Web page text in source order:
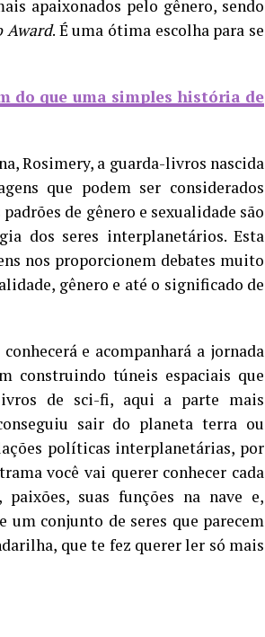
apaixonados pelo gênero, sendo
Award. É uma ótima escolha para se
do que uma simples história de
Rosimery, a guarda-livros nascida
que podem ser considerados
de gênero e sexualidade são
dos seres interplanetários. Esta
nos proporcionem debates muito
gênero e até o significado de
conhecerá e acompanhará a jornada
construindo túneis espaciais que
de sci-fi, aqui a parte mais
sair do planeta terra ou
políticas interplanetárias, por
você vai querer conhecer cada
paixões, suas funções na nave e,
conjunto de seres que parecem
que te fez querer ler só mais